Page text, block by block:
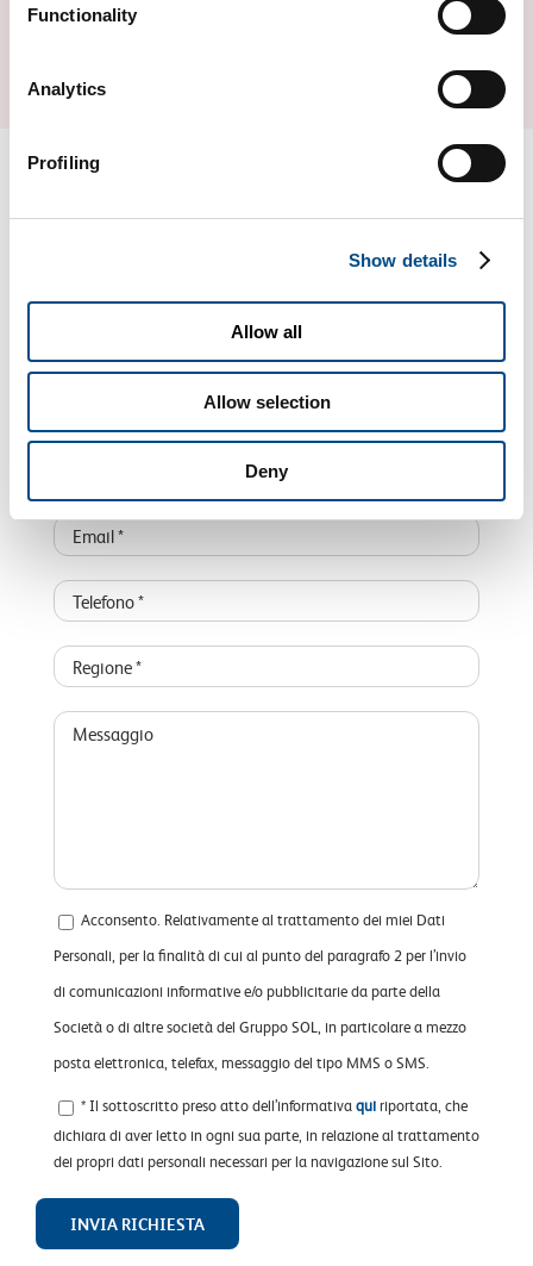
Functionality
Analytics
Profiling
Show details
Allow all
Allow selection
Deny
Compila il form per ulteriori
informazioni
Paziente Professionista sanitario
Acconsento. Relativamente al trattamento dei miei Dati
Personali, per la finalità di cui al punto del paragrafo 2 per l’invio
di comunicazioni informative e/o pubblicitarie da parte della
Società o di altre società del Gruppo SOL, in particolare a mezzo
posta elettronica, telefax, messaggio del tipo MMS o SMS.
* Il sottoscritto preso atto dell’informativaquiriportata, che
dichiara di aver letto in ogni sua parte, in relazione al trattamento
dei propri dati personali necessari per la navigazione sul Sito.